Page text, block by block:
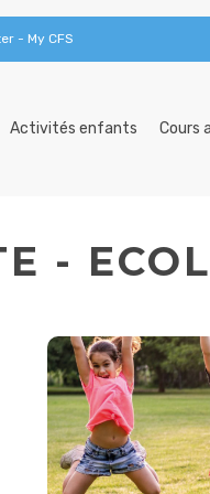
- My CFS
Activités enfants Cours
-